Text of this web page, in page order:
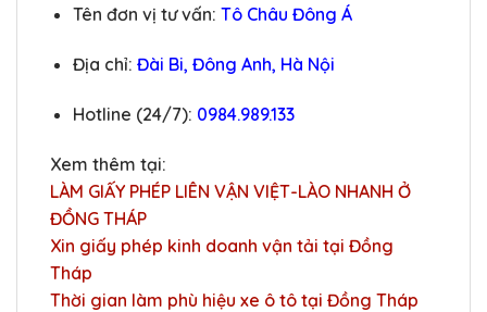
Tên đơn vị tư vấn: Tô Châu Đông Á
Địa chỉ: Đài Bi, Đông Anh, Hà Nội
Hotline (24/7): 0984.989.133
Xem thêm tại:
LÀM GIẤY PHÉP LIÊN VẬN VIỆT-LÀO NHANH Ở
ĐỒNG THÁP
Xin giấy phép kinh doanh vận tải tại Đồng
Tháp
Thời gian làm phù hiệu xe ô tô tại Đồng Tháp